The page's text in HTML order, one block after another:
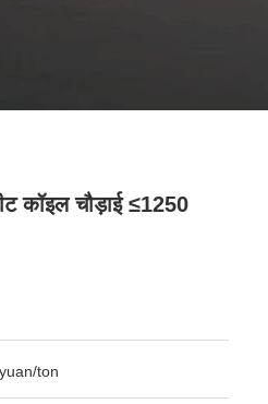
कॉइल चौड़ाई ≤1250
ton